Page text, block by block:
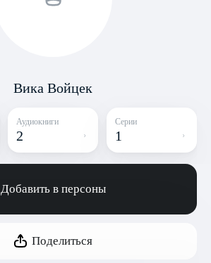
Вика Войцек
Аудиокниги
2
Серии
1
Добавить в персоны
Поделиться